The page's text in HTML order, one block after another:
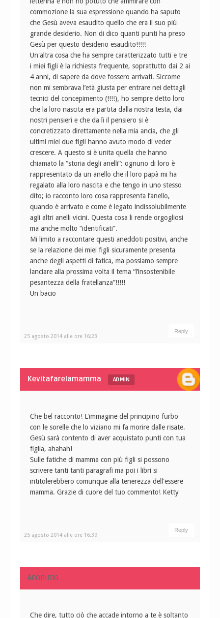
25 agosto 2014 alle ore 16:23
commozione la sua espressione quando ha saputo
che Gesù aveva esaudito quello che era il suo più
grande desiderio. Non di dico quanti punti ha preso
Gesù per questo desiderio esaudito!!!!!
Un'altra cosa che ha sempre caratterizzato tutti e tre
i miei figli è la richiesta frequente, soprattutto dai 2 ai
4 anni, di sapere da dove fossero arrivati. Siccome
non mi sembrava l’età giusta per entrare nei dettagli
tecnici del concepimento (!!!!), ho sempre detto loro
che la loro nascita era partita dalla nostra testa, dai
nostri pensieri e che da lì il pensiero si è
concretizzato direttamente nella mia ancia, che gli
ultimi miei due figli hanno avuto modo di veder
crescere. A questo si è unita quella che hanno
chiamato la “storia degli anelli”: ognuno di loro è
rappresentato da un anello che il loro papà mi ha
regalato alla loro nascita e che tengo in uno stesso
dito; io racconto loro cosa rappresenta l’anello,
quando è arrivato e come è legato indissolubilmente
agli altri anelli vicini. Questa cosa li rende orgogliosi
ma anche molto “identificati”.
Mi limito a raccontare questi aneddoti positivi, anche
se la relazione dei miei figli sicuramente presenta
anche degli aspetti di fatica, ma possiamo sempre
lanciare alla prossima volta il tema “l’insostenibile
pesantezza della fratellanza”!!!!!
Un bacio
Reply
Kevitafarelamamma ADMIN
25 agosto 2014 alle ore 16:39
Che bel racconto! L'immagine del principino furbo
con le sorelle che lo viziano mi fa morire dalle risate.
Gesù sarà contento di aver acquistato punti con tua
figlia, ahahah!
Sulle fatiche di mamma con più figli si possono
scrivere tanti tanti paragrafi ma poi i libri si
intitolerebbero comunque alla tenerezza dell'essere
mamma. Grazie di cuore del tuo commento! Ketty
Reply
Anonimo
Che dire, tutto ciò che accade intorno a te è soltanto